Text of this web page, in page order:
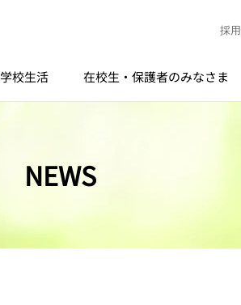
採
学校生活 在校生・保護者のみなさま
NEWS